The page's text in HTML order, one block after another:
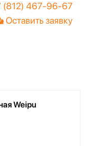
(812) 467-96-67
Оставить заявку
Weipu